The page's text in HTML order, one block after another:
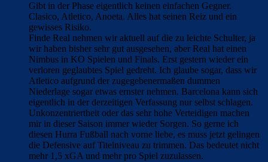
Gibt in der Phase eigentlich keinen einfachen Gegner.
Clasico, Atletico, Anoeta. Alles hat seinen Reiz und ein
gewisses Risiko.
Finde Real nehmen wir aktuell auf die zu leichte Schulter, ja
wir haben bisher sehr gut ausgesehen, aber Real hat einen
Nimbus in KO Spielen und Finals. Erst gestern wieder ein
verloren geglaubtes Spiel gedreht. Ich glaube sogar, dass wir
Atletico aufgrund der zugegebenermaßen dummen
Niederlage sogar etwas ernster nehmen. Barcelona kann sich
eigentlich in der derzeitigen Verfassung nur selbst schlagen.
Unkonzentriertheit oder das sehr hohe Verteidigen machen
mir in dieser Saison immer wieder Sorgen. So gerne ich
diesen Hurra Fußball nach vorne liebe, es muss jetzt gelingen
die Defensive auf Titelniveau zu trimmen. Das bedeutet nicht
mehr 1,5 xGA und mehr pro Spiel zuzulassen.